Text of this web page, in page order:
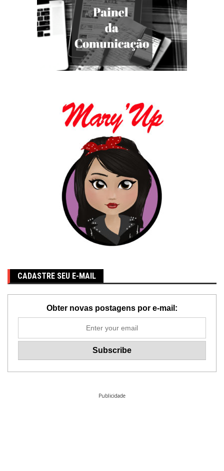
CADASTRE SEU E-MAIL
Obter novas postagens por e-mail:
Publicidade